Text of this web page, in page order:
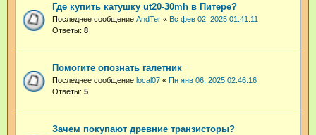
Где купить катушку ut20-30mh в Питере?
Последнее сообщение AndTer « Вс фев 02, 2025 01:41:11
Ответы: 8
Помогите опознать галетник
Последнее сообщение local07 « Пн янв 06, 2025 02:46:16
Ответы: 5
Зачем покупают древние транзисторы?